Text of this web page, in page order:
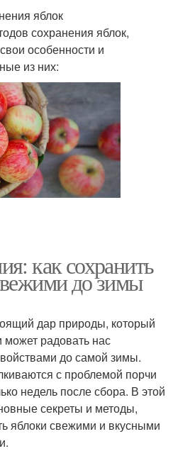
яблок
сохранения яблок,
особенности и
из них:
как сохранить
до зимы
дар природы, который
радовать нас
до самой зимы.
с проблемой порчи
недель после сбора. В этой
секреты и методы,
яблоки свежими и вкусными